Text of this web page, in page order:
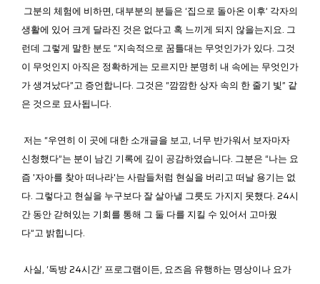
그분의 체험에 비하면, 대부분의 분들은 ‘집으로 돌아온 이후’ 각자의
생활에 있어 크게 달라진 것은 없다고 혹 느끼게 되지 않을는지요. 그
런데 그렇게 말한 분도 “지속적으로 꿈틀대는 무엇인가가 있다. 그것
이 무엇인지 아직은 정확하게는 모르지만 분명히 내 속에는 무엇인가
가 생겨났다”고 증언합니다. 그것은 “깜깜한 상자 속의 한 줄기 빛” 같
은 것으로 묘사됩니다.
저는 “우연히 이 곳에 대한 소개글을 보고, 너무 반가워서 보자마자
신청했다”는 분이 남긴 기록에 깊이 공감하였습니다. 그분은 “나는 요
즘 '자아를 찾아 떠나라'는 사람들처럼 현실을 버리고 떠날 용기는 없
다. 그렇다고 현실을 누구보다 잘 살아낼 그릇도 가지지 못했다. 24시
간 동안 갇혀있는 기회를 통해 그 둘 다를 지킬 수 있어서 고마웠
다”고 밝힙니다.
사실, ‘독방 24시간’ 프로그램이든, 요즈음 유행하는 명상이나 요가